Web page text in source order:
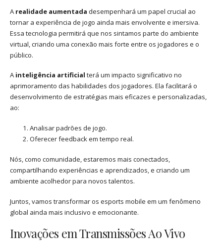
A realidade aumentada desempenhará um papel crucial ao
tornar a experiência de jogo ainda mais envolvente e imersiva.
Essa tecnologia permitirá que nos sintamos parte do ambiente
virtual, criando uma conexão mais forte entre os jogadores e o
público.
A inteligência artificial terá um impacto significativo no
aprimoramento das habilidades dos jogadores. Ela facilitará o
desenvolvimento de estratégias mais eficazes e personalizadas,
ao:
Analisar padrões de jogo.
Oferecer feedback em tempo real.
Nós, como comunidade, estaremos mais conectados,
compartilhando experiências e aprendizados, e criando um
ambiente acolhedor para novos talentos.
Juntos, vamos transformar os esports mobile em um fenômeno
global ainda mais inclusivo e emocionante.
Inovações em Transmissões Ao Vivo